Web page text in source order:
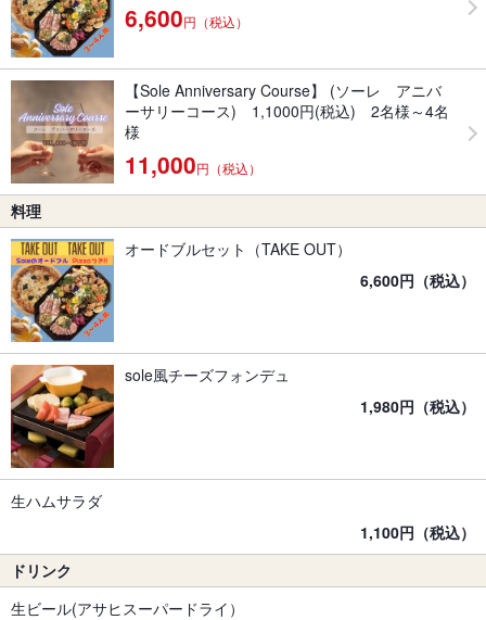
6,600円（税込）
【Sole Anniversary Course】 (ソーレ アニバ
ーサリーコース) 1,1000円(税込) 2名様～4名
様
11,000円（税込）
料理
オードブルセット（TAKE OUT）
6,600円（税込）
sole風チーズフォンデュ
1,980円（税込）
生ハムサラダ
1,100円（税込）
ドリンク
生ビール(アサヒスーパードライ）